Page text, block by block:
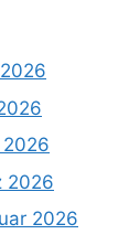
2026
2026